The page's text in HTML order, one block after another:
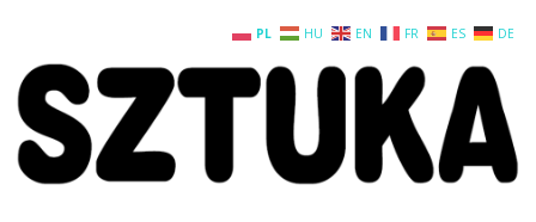
PL HU EN FR ES DE